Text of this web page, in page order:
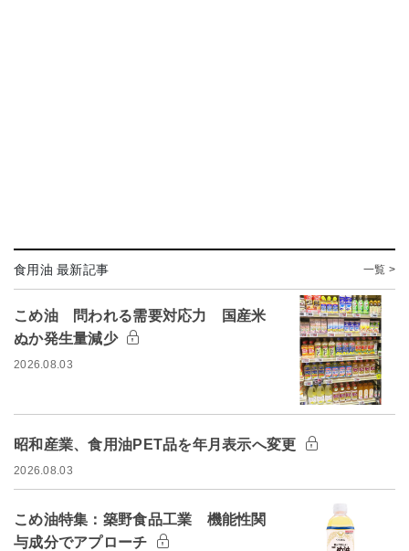
食用油 最新記事 一覧 >
こめ油 問われる需要対応力 国産米
ぬか発生量減少
2026.08.03
昭和産業、食用油PET品を年月表示へ変更
2026.08.03
こめ油特集：築野食品工業 機能性関
与成分でアプローチ